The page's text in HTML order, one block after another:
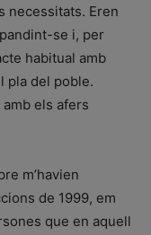
necessitats. Eren
se i, per
habitual amb
pla del poble.
els afers
m’havien
de 1999, em
que en aquell